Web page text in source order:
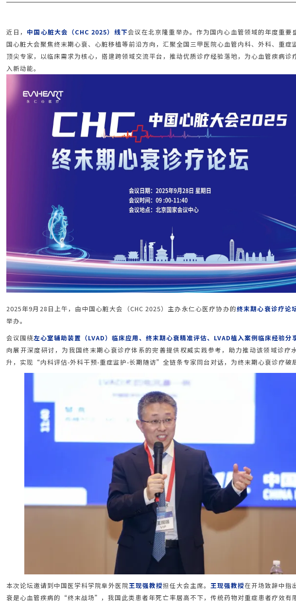
近日， 中国心脏大会（CHC 2025）线下会议在北京隆重举办。作为国内心血管领域的年度重要
国心脏大会聚焦终末期心衰、心脏移植等前沿方向，汇聚全国三甲医院心血管内科、外科、重症
顶尖专家，以临床需求为核心，搭建跨领域交流平台，推动优质诊疗经验落地，为心血管疾病诊
入新动能。
2025年9月28日上午，由中国心脏大会（CHC 2025）主办永仁心医疗协办的终末期心衰诊疗论
举办。
会议围绕左心室辅助装置（LVAD）临床应用、终末期心衰精准评估、LVAD植入案例临床经验分
向展开深度研讨，为我国终末期心衰诊疗体系的完善提供权威实践参考，助力推动该领域诊疗
升，实现“内科评估-外科干预-重症监护-长期随访”全链条专家同台对话，为终末期心衰诊疗破
本次论坛邀请到中国医学科学院阜外医院王现强教授担任大会主席。 王现强教授在开场致辞中指
衰是心血管疾病的“终末战场”，我国此类患者年死亡率居高不下，传统药物对重症患者疗效有